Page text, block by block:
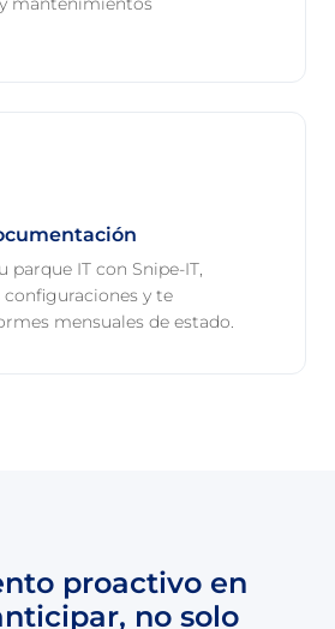
parque IT con Snipe-IT,
y te
mensuales de estado.
proactivo en
no solo